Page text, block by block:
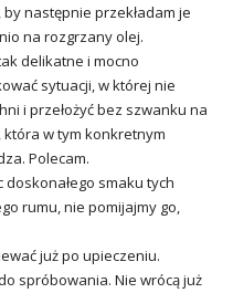
następnie przekładam je
na rozgrzany olej.
delikatne i mocno
sytuacji, w której nie
i przełożyć bez szwanku na
w tym konkretnym
Polecam.
doskonałego smaku tych
rumu, nie pomijajmy go,
już po upieczeniu.
spróbowania. Nie wrócą już